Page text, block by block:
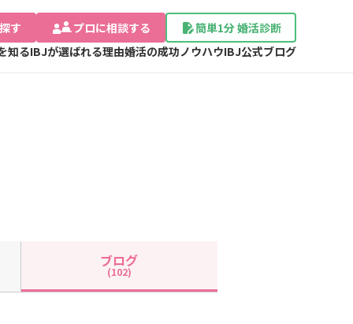
す プロに相談する
簡単1分 婚活診断
知るIBJが選ばれる理由婚活の成功ノウハウIBJ公式ブログ
ブログ
(102)